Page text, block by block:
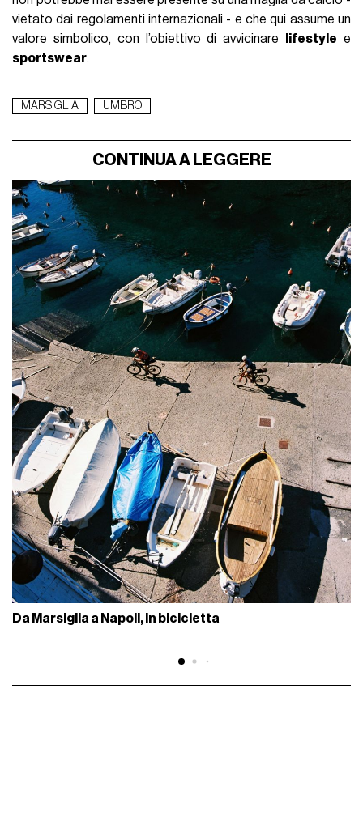
vietato dai regolamenti internazionali - e che qui assume un
valore simbolico, con l’obiettivo di avvicinare
lifestyle e
sportswear.
MARSIGLIA UMBRO
CONTINUA A LEGGERE
Da Marsiglia a Napoli, in bicicletta